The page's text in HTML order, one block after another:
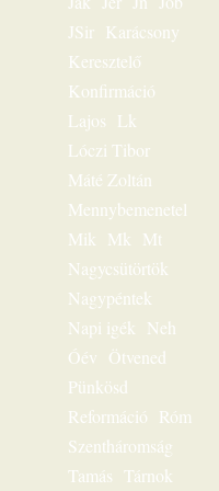
JSir Karácsony
Keresztelő
Konfirmáció
Lajos Lk
Lóczi Tibor
Máté Zoltán
Mennybemenetel
Mik
Mk
Mt
Nagycsütörtök
Nagypéntek
Napi igék
Neh
Óév Ötvened
Pünkösd
Reformáció Róm
Szentháromság
Tamás Tárnok